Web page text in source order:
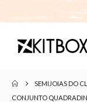
SEMIJOIAS DO
CONJUNTO